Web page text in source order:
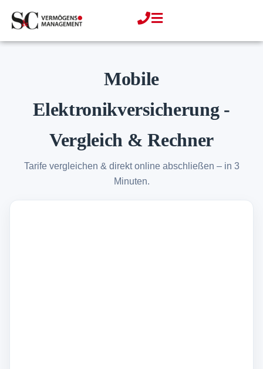
Inhalt
Mobile
Elektronikversicherung -
Vergleich & Rechner
Tarife vergleichen & direkt online abschließen – in 3
Minuten.